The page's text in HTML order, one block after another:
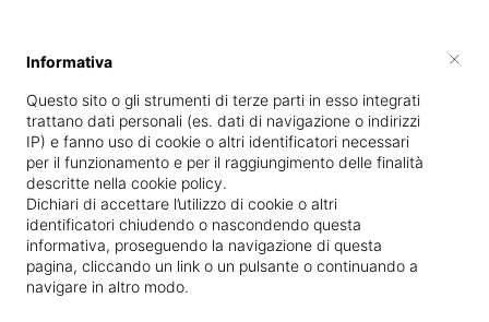
Informativa
Questo sito o gli strumenti di terze parti in esso integrati
trattano dati personali (es. dati di navigazione o indirizzi
IP) e fanno uso di cookie o altri identificatori necessari
per il funzionamento e per il raggiungimento delle finalità
descritte nella cookie policy.
Dichiari di accettare l’utilizzo di cookie o altri
identificatori chiudendo o nascondendo questa
informativa, proseguendo la navigazione di questa
pagina, cliccando un link o un pulsante o continuando a
navigare in altro modo.
×